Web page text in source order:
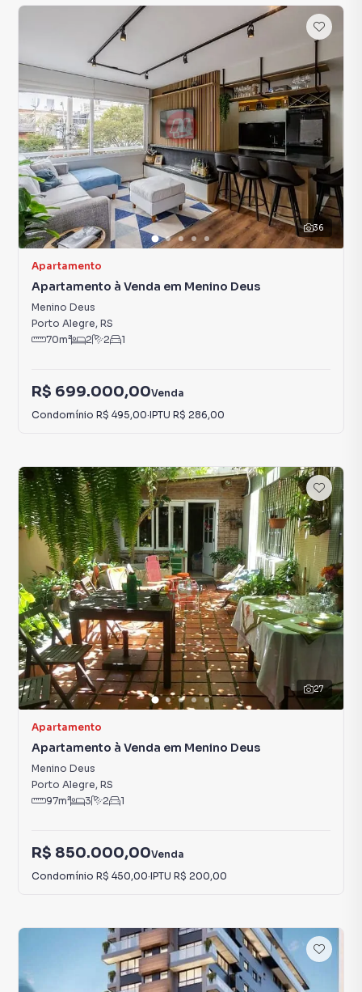
36
Apartamento
Apartamento à Venda em Menino Deus
Menino Deus
Porto Alegre, RS
70m² 2 2 1
R$ 699.000,00Venda
Condomínio R$ 495,00·IPTU R$ 286,00
27
Apartamento
Apartamento à Venda em Menino Deus
Menino Deus
Porto Alegre, RS
97m² 3 2 1
R$ 850.000,00Venda
Condomínio R$ 450,00·IPTU R$ 200,00